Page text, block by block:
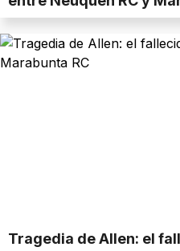
Tragedia de Allen: el